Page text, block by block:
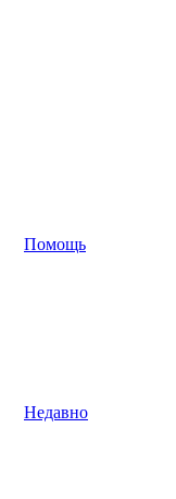
Помощь
Недавно